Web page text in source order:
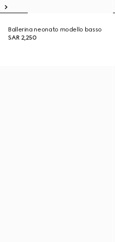
Ballerina neonato modello basso
SAR 2,250